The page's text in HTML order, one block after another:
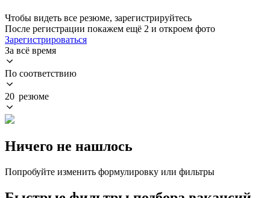
Чтобы видеть все резюме, зарегистрируйтесь
После регистрации покажем ещё 2 и откроем фото
Зарегистрироваться
За всё время
По соответствию
20 резюме
Ничего не нашлось
Попробуйте изменить формулировку или фильтры